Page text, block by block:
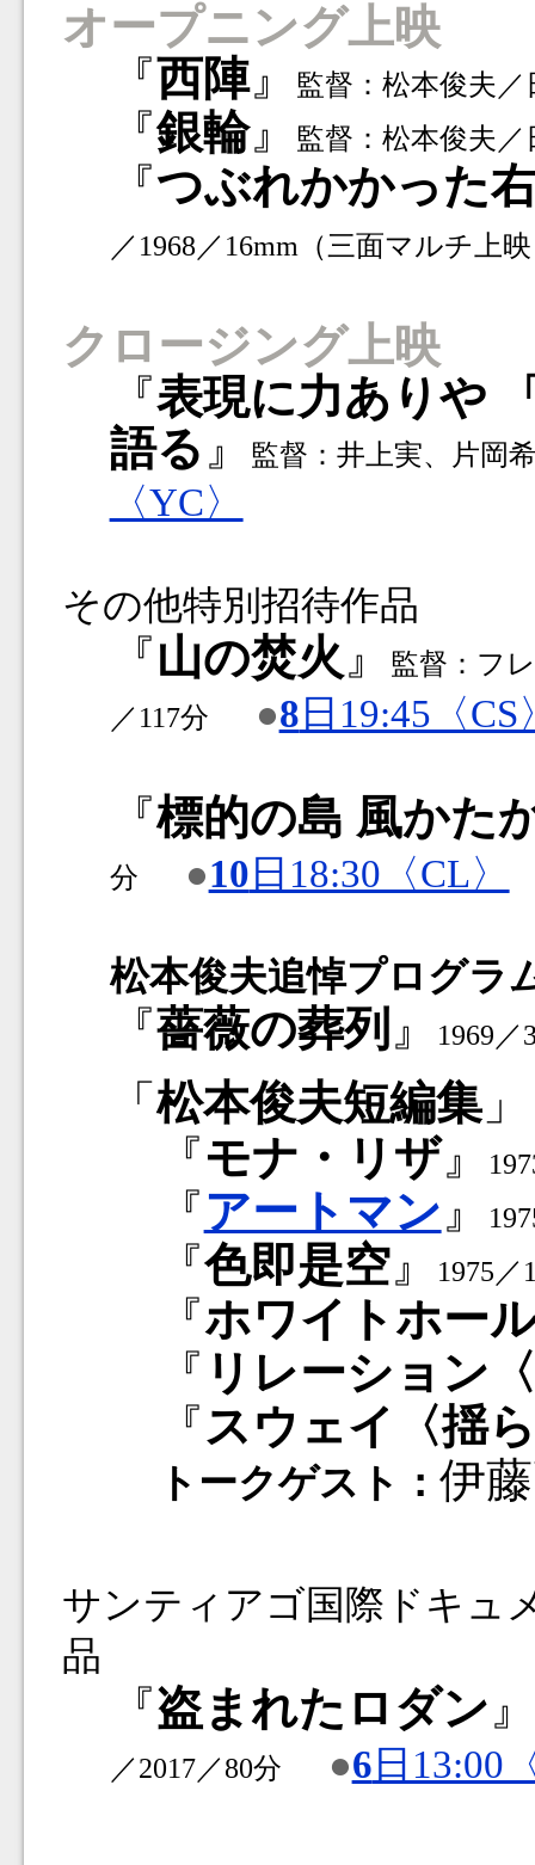
オープニング上映
『西陣』 監督：松本俊夫／
『銀輪』 監督：松本俊夫／
『つぶれかかった
／1968／16mm（三面マルチ上
クロージング上映
『表現に力ありや
語る 』 監督：井上実、片岡
〈YC〉
その他特別招待作品
『山の焚火 』
監督：フ
／117分
●8 日19:45〈CS
『標的の島 風かた
分 ●10 日18:30〈CL〉
松本俊夫追悼プログラ
『薔薇の葬列 』 1969／
「 松本俊夫短編集
『モナ・リザ』
『アートマン 』
『色即是空』 1975／
『ホワイトホー
『 リレーション
『スウェイ〈揺
トークゲスト： 伊
サンティアゴ国際ドキュ
品
『盗まれたロダン 』
／2017／80分 ●6 日13:00